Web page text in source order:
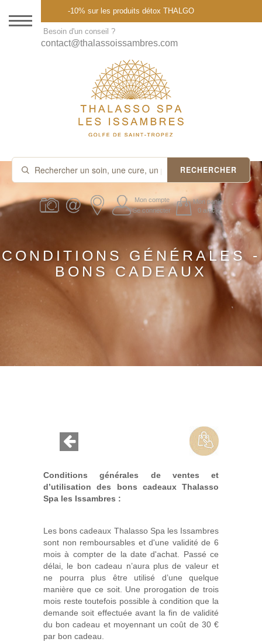
DESTINATION
THALASSO SPA
CURES ET FORFAITS
SOINS À LA CARTE
ABONNEMENTS
PROMOS
-10% sur les produits détox THALGO
Besoin d'un conseil ?
contact@thalassoissambres.com
RECHERCHER
Mon compte
Se connecter
Mon panier
0 article
CONDITIONS GÉNÉRALES -
BONS CADEAUX
Conditions générales de ventes et
d’utilisation des bons cadeaux Thalasso
Spa les Issambres :
Les bons cadeaux Thalasso Spa les Issambres
sont non remboursables et d'une validité de 6
mois à compter de la date d'achat. Passé ce
délai, le bon cadeau n’aura plus de valeur et
ne pourra plus être utilisé d’une quelque
manière que ce soit. Une prorogation de trois
mois reste toutefois possible à condition que la
demande soit effectuée avant la fin de validité
du bon cadeau et moyennant un coût de 30 €
par bon cadeau.